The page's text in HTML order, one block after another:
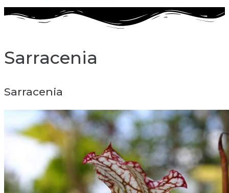
Sarracenia
Sarracenia